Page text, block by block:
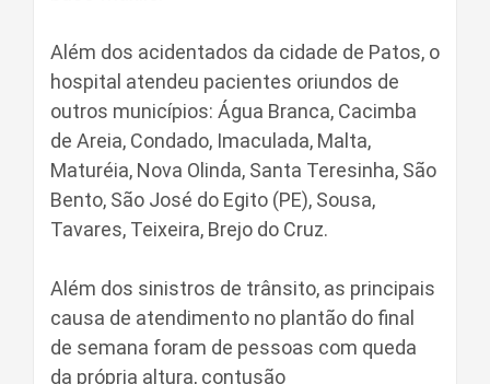
Além dos acidentados da cidade de Patos, o
hospital atendeu pacientes oriundos de
outros municípios: Água Branca, Cacimba
de Areia, Condado, Imaculada, Malta,
Maturéia, Nova Olinda, Santa Teresinha, São
Bento, São José do Egito (PE), Sousa,
Tavares, Teixeira, Brejo do Cruz.
Além dos sinistros de trânsito, as principais
causa de atendimento no plantão do final
de semana foram de pessoas com queda
da própria altura, contusão